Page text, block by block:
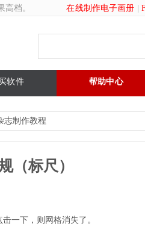
高档。 在线制作电子画册
软件 帮助中心
志制作教程
（标尺）
一下，则网格消失了。